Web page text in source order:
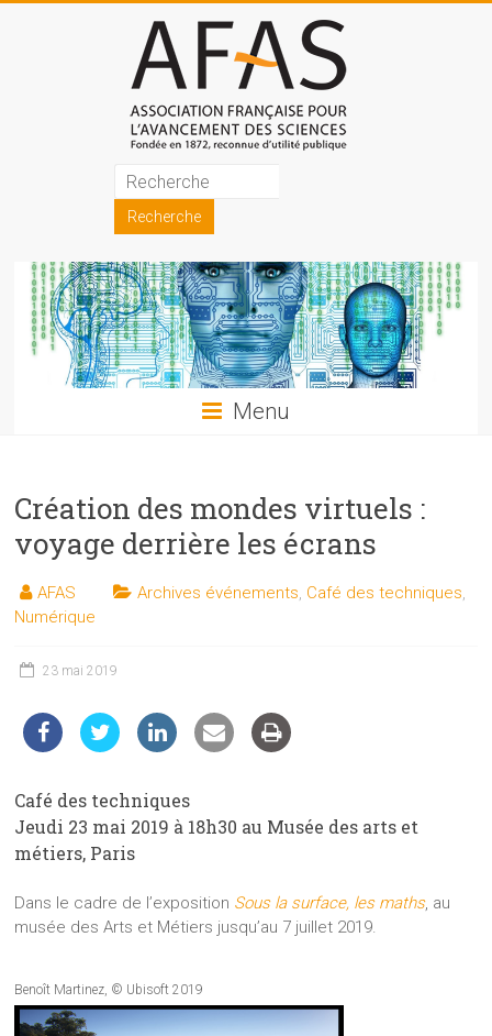
Association
française
pour
l'avancement
des
sciences
les
sciences
et
les
techniques
du
Menu
Création des mondes virtuels :
voyage derrière les écrans
AFAS Archives événements Café des techniques
Numérique
23 mai 2019
Café des techniques
Jeudi 23 mai 2019 à 18h30 au Musée des arts et
métiers, Paris
Dans le cadre de l’exposition Sous la surface, les maths, au
musée des Arts et Métiers jusqu’au 7 juillet 2019.
Benoît Martinez, © Ubisoft 2019